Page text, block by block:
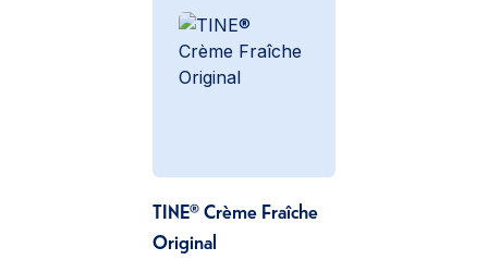
TINE® Crème Fraîche
Original